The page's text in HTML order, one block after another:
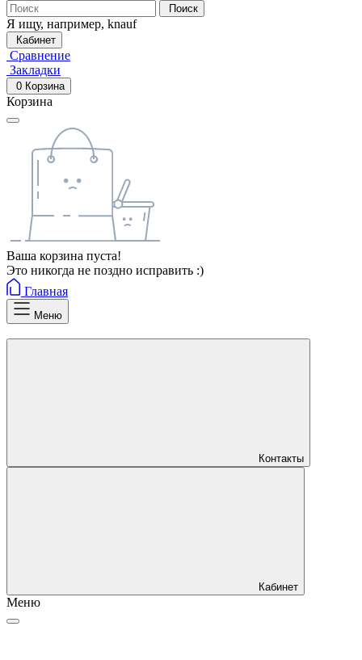
Поиск
Я ищу, например, knauf
Кабинет
Сравнение
Закладки
0 Корзина
Корзина
Ваша корзина пуста!
Это никогда не поздно исправить :)
Главная
Меню
Контакты
Кабинет
Меню